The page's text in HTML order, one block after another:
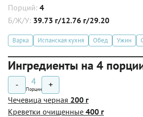
Порций: 4
Б/Ж/У: 39.73 г/12.76 г/29.20
Варка Испанская кухня Обед Ужин
Ингредиенты на 4
- 4
Порции +
Чечевица черная 200 г
Креветки очищенные 400 г